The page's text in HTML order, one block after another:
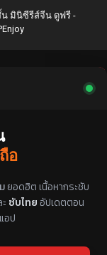
น มินิซีรีส์จีน ดูฟรี -
อ
ยอดฮิต เนื้อหากระชับ
ซับไทยอัปเดตตอน
อป